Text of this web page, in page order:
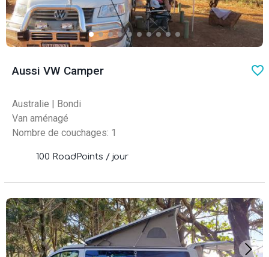
Aussi VW Camper
Australie | Bondi
Van aménagé
Nombre de couchages: 1
100 RoadPoints / jour